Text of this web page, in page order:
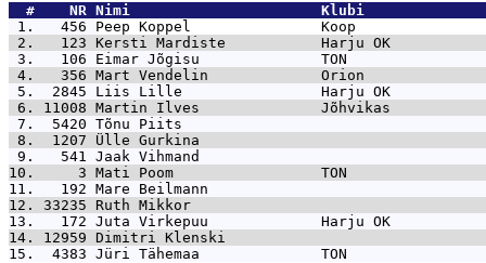
  #    NR
Nimi                      Klubi
1.   456 Peep Koppel               Koop
2.   123 Kersti Mardiste           Harju OK
3.   106 Eimar Jõgisu              TON
4.   356 Mart Vendelin             Orion
5.  2845 Liis Lille                Harju OK
6. 11008 Martin Ilves              Jõhvikas
7.  5420 Tõnu Piits
8.  1207 Ülle Gurkina
9.   541 Jaak Vihmand
10.     3 Mati Poom                 TON
11.   192 Mare Beilmann
12. 33235 Ruth Mikkor
13.   172 Juta Virkepuu             Harju OK
14. 12959 Dimitri Klenski
15.  4383 Jüri Tähemaa              TON